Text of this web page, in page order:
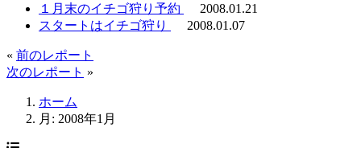
１月末のイチゴ狩り予約
2008.01.21
スタートはイチゴ狩り
2008.01.07
« 前のレポート
次のレポート »
ホーム
月: 2008年1月